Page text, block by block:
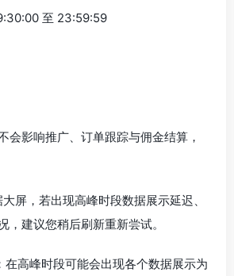
至 23:59:59
会影响推广、订单跟踪与佣金结算，
屏，若出现高峰时段数据展示延迟、
，建议您稍后刷新重新尝试。
高峰时段可能会出现各个数据展示为